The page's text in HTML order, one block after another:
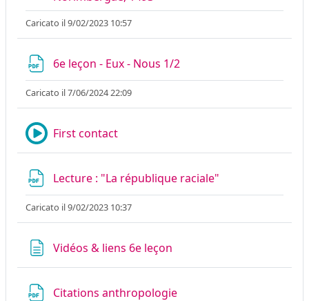
Caricato il 9/02/2023 10:57
6e leçon - Eux - Nous 1/2
Caricato il 7/06/2024 22:09
First contactMediaserver
Lecture : "La république raciale"
Caricato il 9/02/2023 10:37
Vidéos & liens 6e leçon
Citations anthropologie